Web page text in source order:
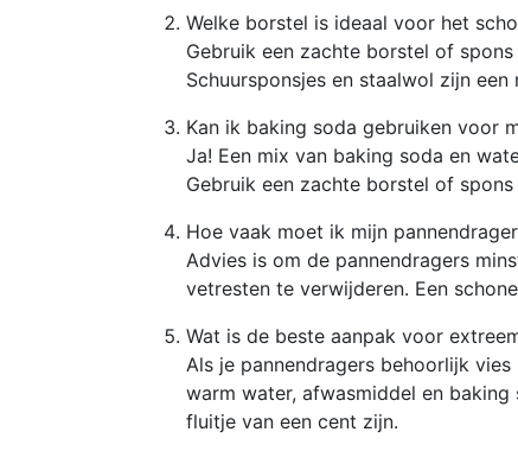
Welke borstel is ideaal voor het
Gebruik een zachte borstel of
Schuursponsjes en staalwol zijn
Kan ik baking soda gebruiken voor
Ja! Een mix van baking soda en
Gebruik een zachte borstel of
Hoe vaak moet ik mijn
Advies is om de pannendragers
vetresten te verwijderen. Een
Wat is de beste aanpak voor
Als je pannendragers behoorlijk
warm water, afwasmiddel en
fluitje van een cent zijn.